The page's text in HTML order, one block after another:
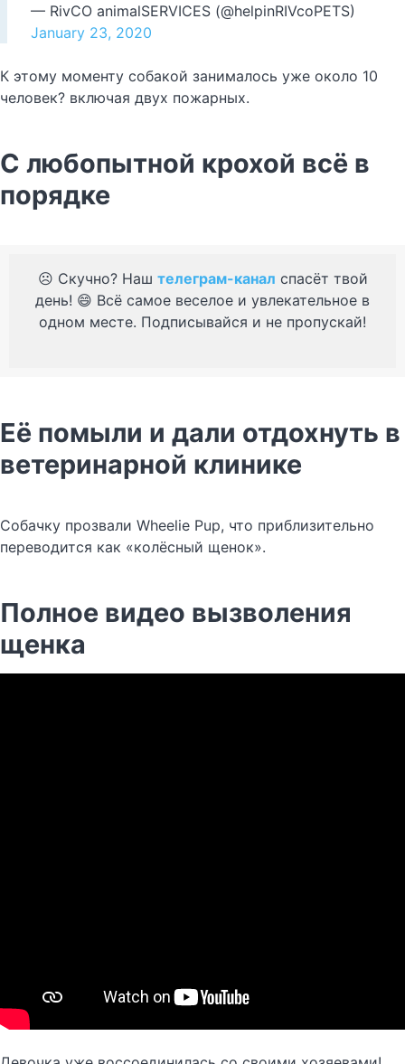
— RivCO animalSERVICES (@helpinRIVcoPETS)
January 23, 2020
К этому моменту собакой занималось уже около 10
человек? включая двух пожарных.
С любопытной крохой всё в
порядке
☹️ Скучно? Наш телеграм-канал спасёт твой
день! 😄 Всё самое веселое и увлекательное в
одном месте. Подписывайся и не пропускай!
Её помыли и дали отдохнуть в
ветеринарной клинике
Собачку прозвали Wheelie Pup, что приблизительно
переводится как «колёсный щенок».
Полное видео вызволения
щенка